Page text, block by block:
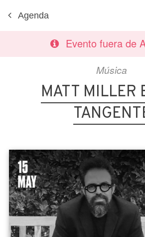
Agenda
Evento fuera de
Música
MATT MILLER